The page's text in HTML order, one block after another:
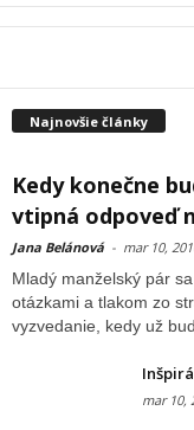
Najnovšie články
Kedy konečne
vtipná odpoveď
Jana Belánová - mar 10,
Mladý manželský pár
otázkami a tlakom zo
vyzvedanie, kedy už
mar 10,